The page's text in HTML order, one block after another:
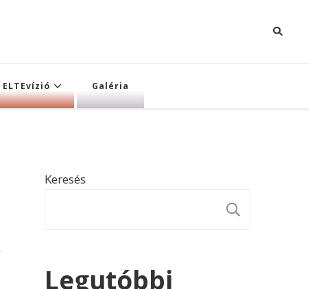
ELTEvízió Galéria
Keresés
Legutóbbi